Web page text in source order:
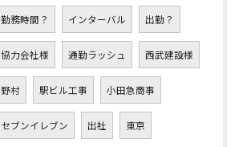
勤務時間？ インターバル 出勤？
協力会社様 通勤ラッシュ 西武建設様
野村 駅ビル工事 小田急商事
セブンイレブン 出社 東京